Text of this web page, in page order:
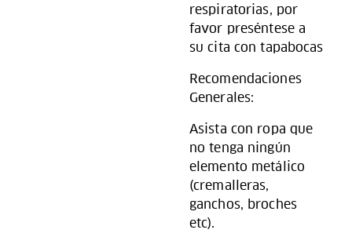
respiratorias, por
favor preséntese a
su cita con tapabocas
Recomendaciones
Generales:
Asista con ropa que
no tenga ningún
elemento metálico
(cremalleras,
ganchos, broches
etc).